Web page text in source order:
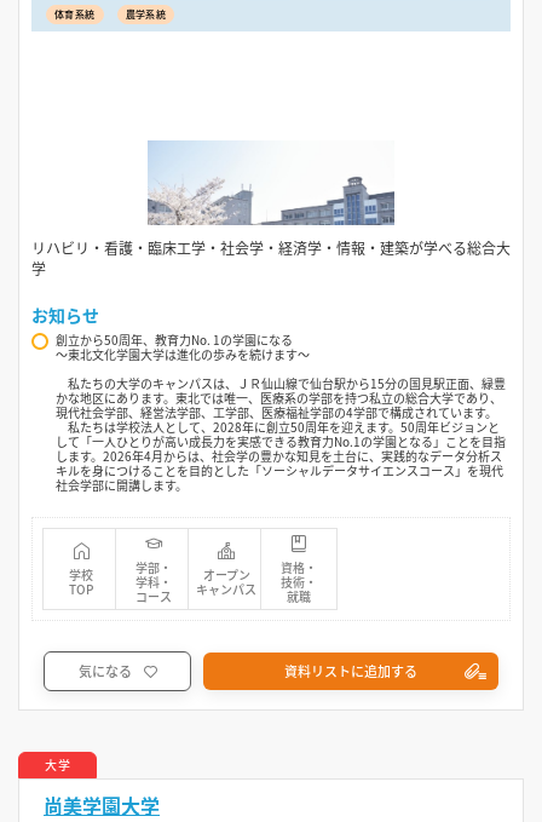
体育系統
農学系統
リハビリ・看護・臨床工学・社会学・経済学・情報・建築が学べる総合大
学
お知らせ
創立から50周年、教育力No. 1の学園になる
〜東北文化学園大学は進化の歩みを続けます〜
私たちの大学のキャンパスは、ＪＲ仙山線で仙台駅から15分の国見駅正面、緑豊
かな地区にあります。東北では唯一、医療系の学部を持つ私立の総合大学であり、
現代社会学部、経営法学部、工学部、医療福祉学部の4学部で構成されています。
私たちは学校法人として、2028年に創立50周年を迎えます。50周年ビジョンと
して「一人ひとりが高い成長力を実感できる教育力No.1の学園となる」ことを目指
します。2026年4月からは、社会学の豊かな知見を土台に、実践的なデータ分析ス
キルを身につけることを目的とした「ソーシャルデータサイエンスコース」を現代
社会学部に開講します。
学校
TOP
学部・
学科・
コース
オープン
キャンパス
資格・
技術・
就職
気になる 資料リストに追加する
大学
尚美学園大学